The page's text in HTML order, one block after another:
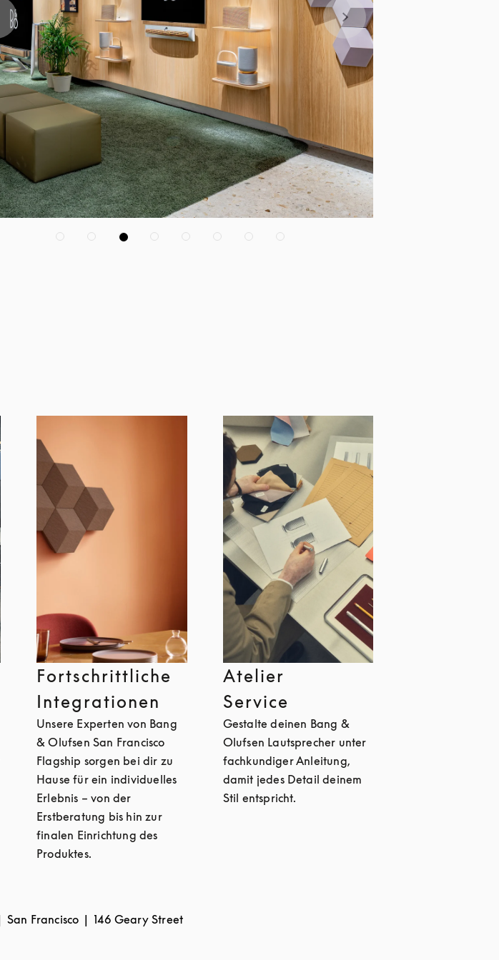
Fortschrittliche
Integrationen
Unsere Experten von Bang
& Olufsen San Francisco
Flagship sorgen bei dir zu
Hause für ein individuelles
Erlebnis – von der
Erstberatung bis hin zur
finalen Einrichtung des
Produktes.
Atelier
Service
Gestalte deinen Bang &
Olufsen Lautsprecher unter
fachkundiger Anleitung,
damit jedes Detail deinem
Stil entspricht.
San Francisco 146 Geary Street